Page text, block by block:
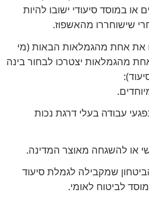
או במוסד סיעודי ישובו להיות
שישוחררו מהאשפוז.
את אחת מהגמלאות הבאות (מי
מהגמלאות יצטרכו לבחור בינה
עבודה בעלי דרגת נכות
או להשגחה מאוצר המדינה.
שמקבילה לגמלת סיעוד
לביטוח לאומי.